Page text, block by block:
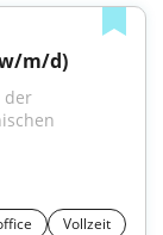
m/d)
Vollzeit